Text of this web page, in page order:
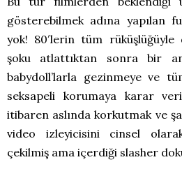
gösterebilmek adına yapılan
yok! 80′lerin tüm rüküşlüğüyle
şoku atlattıktan sonra bir
babydoll’larla gezinmeye ve
seksapeli korumaya karar
itibaren aslında korkutmak ve
video izleyicisini cinsel
çekilmiş ama içerdiği slasher